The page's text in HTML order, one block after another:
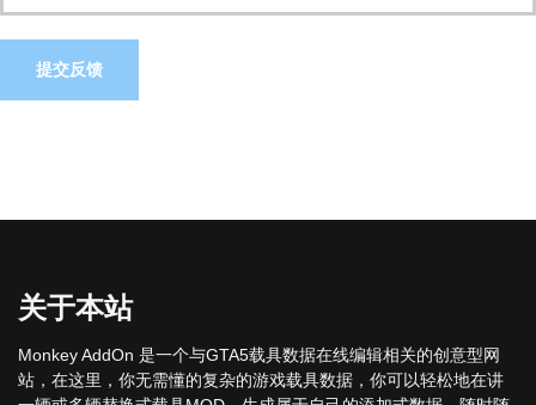
关于本站
Monkey AddOn 是一个与GTA5载具数据在线编辑相关的创意型网
站，在这里，你无需懂的复杂的游戏载具数据，你可以轻松地在讲